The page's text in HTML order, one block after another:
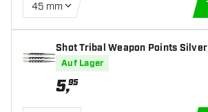
45 mm
Shot Tribal Weapon Points Silver
Auf Lager
5,95